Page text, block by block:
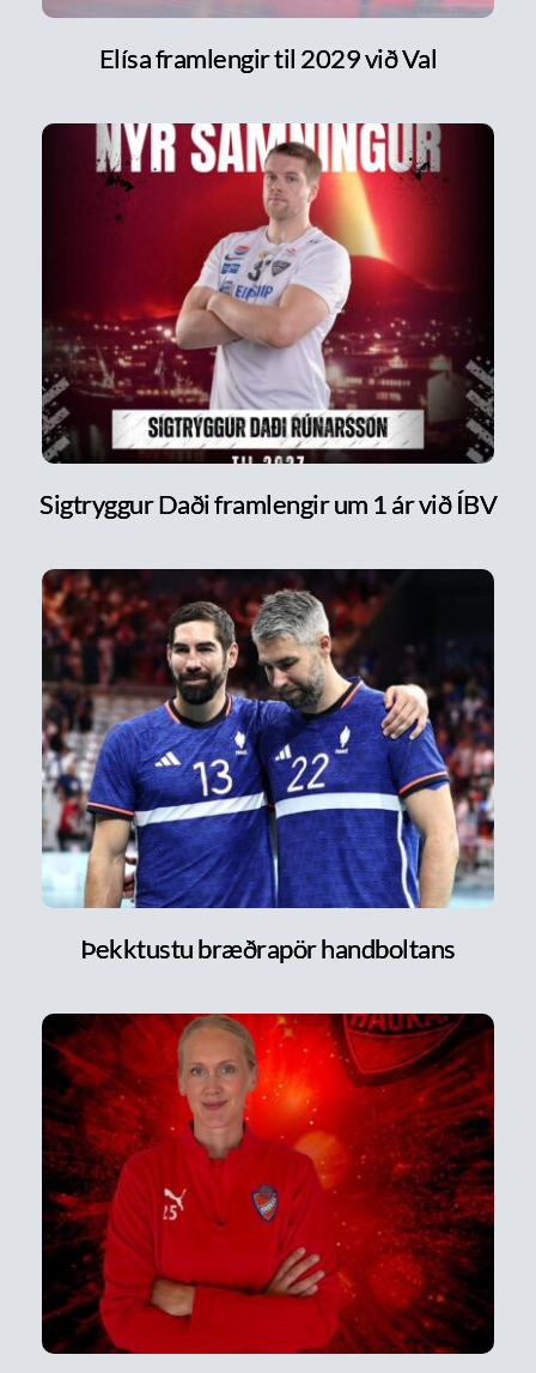
Elísa framlengir til 2029 við Val
Sigtryggur Daði framlengir um 1 ár við ÍBV
Þekktustu bræðrapör handboltans